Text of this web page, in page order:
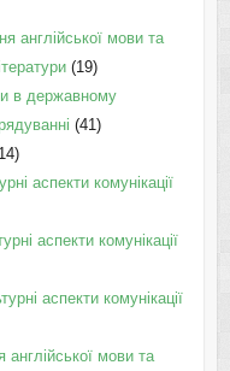
англійської мови та
(19)
в державному
(41)
аспекти комунікації
аспекти комунікації
аспекти комунікації
англійської мови та